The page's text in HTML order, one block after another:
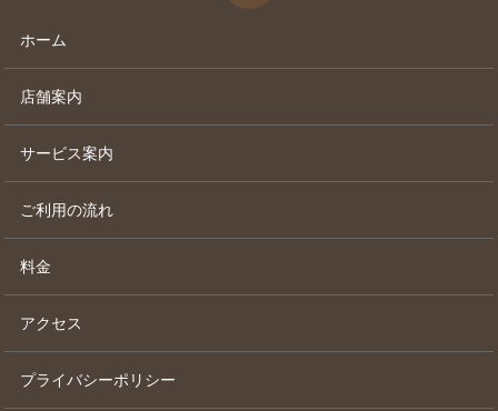
ホーム
店舗案内
サービス案内
ご利用の流れ
料金
アクセス
プライバシーポリシー